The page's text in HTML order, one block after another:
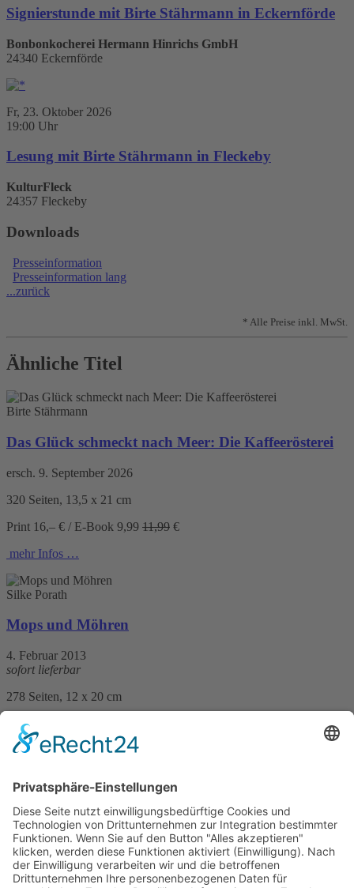
Signierstunde mit Birte Stährmann in Eckernförde
Bonbonkocherei Hermann Hinrichs GmbH
24340 Eckernförde
Fr, 23. Oktober 2026
19:00 Uhr
Lesung mit Birte Stährmann in Fleckeby
KulturFleck
24357 Fleckeby
Downloads
Presseinformation
Presseinformation lang
...zurück
* Alle Preise inkl. MwSt.
Ähnliche Titel
Birte Stährmann
Das Glück schmeckt nach Meer: Die Kaffeerösterei
ersch. 9. September 2026
320 Seiten, 13,5 x 21 cm
Print 16,– € / E-Book 9,99 11,99 €
mehr Infos …
Silke Porath
Mops und Möhren
4. Februar 2013
sofort lieferbar
278 Seiten, 12 x 20 cm
Print 9,99 € / E-Book 8,99 €
mehr Infos …
Antje Windgassen
Die Hexe von Hamburg und der König der Diebe
17. April 2019